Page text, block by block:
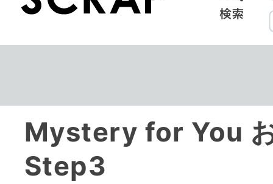
Mystery for You
Step3